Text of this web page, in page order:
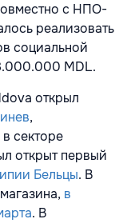
с НПО-
реализовать
социальной
MDL.
открыл
,
секторе
открыт первый
Бельцы. В
в
. В